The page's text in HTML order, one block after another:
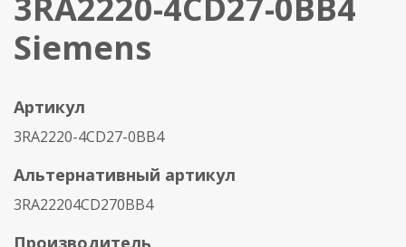
Siemens
Артикул
3RA2220-4CD27-0BB4
Альтернативный артикул
3RA22204CD270BB4
Производитель